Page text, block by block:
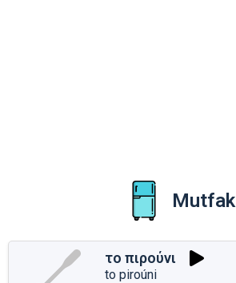
Mutfak
το πιρούνι
to piroúni